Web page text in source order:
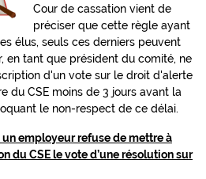
Cour de cassation vient de
préciser que cette règle ayant
élus, seuls ces derniers peuvent
en tant que président du comité, ne
d'un vote sur le droit d'alerte
du CSE moins de 3 jours avant la
le non-respect de ce délai.
employeur refuse de mettre à
du CSE le vote d’une résolution sur